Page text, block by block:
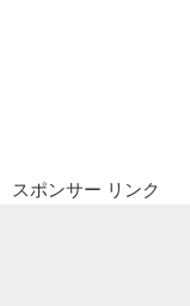
スポンサー リンク